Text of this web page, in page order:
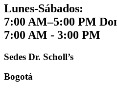
Lunes-Sábados:
7:00 AM–5:00 PM
7:00 AM - 3:00 PM
Sedes Dr. Scholl’s
Bogotá